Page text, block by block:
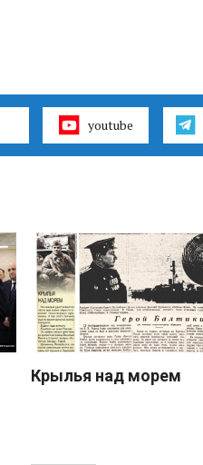
youtube
Крылья над морем